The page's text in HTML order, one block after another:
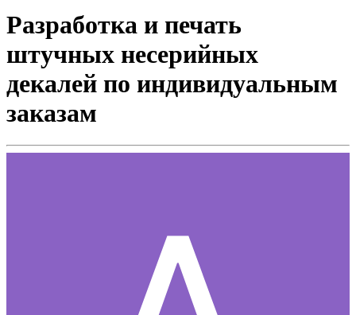
Разработка и печать
штучных несерийных
декалей по индивидуальным
заказам